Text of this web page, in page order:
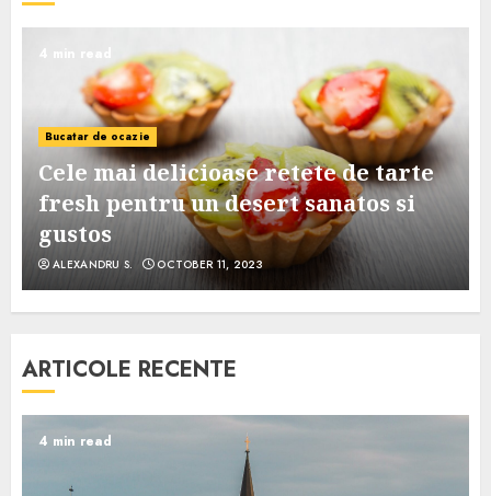
4 min read
Bucatar de ocazie
Cele mai delicioase retete de tarte
fresh pentru un desert sanatos si
gustos
ALEXANDRU S. OCTOBER 11, 2023
ARTICOLE RECENTE
4 min read